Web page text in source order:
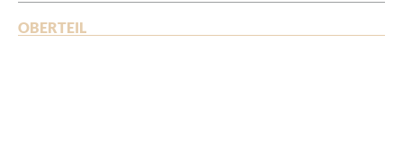
OBERTEIL